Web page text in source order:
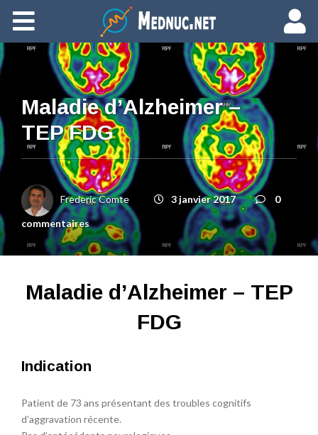
Ajouter du contenu
Maladie d’Alzheimer –
TEP FDG
Frederic Comte 3 janvier 2017
0
commentaires
Maladie d’Alzheimer – TEP
FDG
Indication
Patient de 73 ans présentant des troubles cognitifs
d’aggravation récente.